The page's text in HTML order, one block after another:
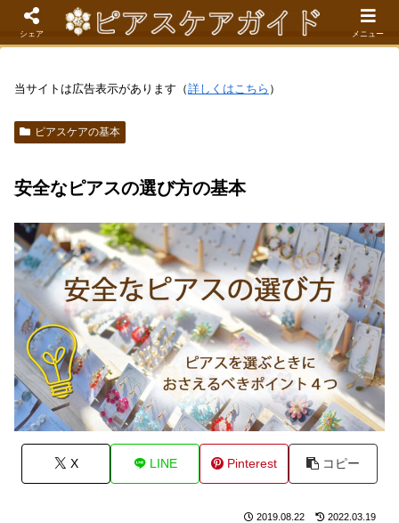
現役看護師が解説するピアスケア成功のコツ
当サイトは広告表示があります（詳しくはこちら ）
ピアスケアの基本
安全なピアスの選び方の基本
X LINE Pinterest コピー
2019.08.22 2022.03.19
シェア メニュー